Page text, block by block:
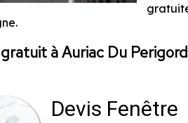
.
à Auriac Du Perigord
Devis Fenêtre